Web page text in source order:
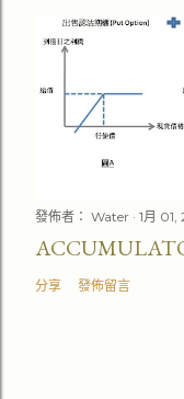
發佈者： Water 1月
分享 發佈留言